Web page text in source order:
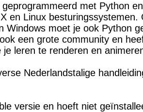
met Python
en Linux besturingssystemen.
Windows moet je ook Python
een grote community en
je leren te renderen en
Nederlandstalige
versie en hoeft niet